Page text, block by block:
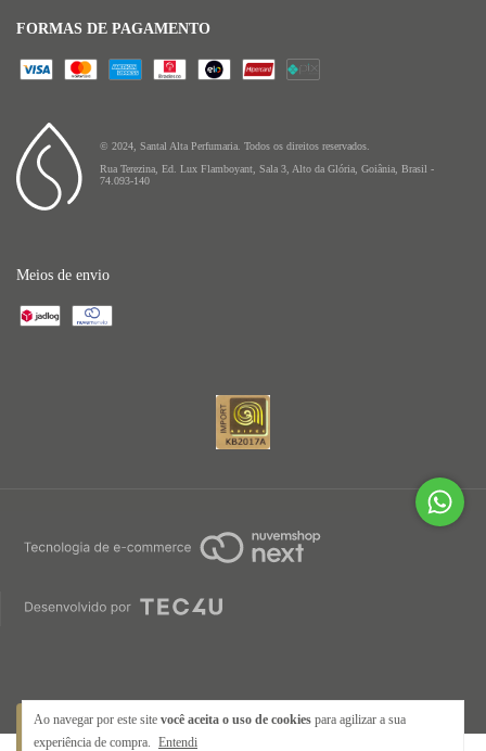
Ao navegar por este site você aceita o uso de cookies para agilizar a sua
experiência de compra. Entendi
© 2024, Santal Alta Perfumaria. Todos os direitos reservados.
Rua Terezina, Ed. Lux Flamboyant, Sala 3, Alto da Glória, Goiânia, Brasil -
74.093-140
FORMAS DE PAGAMENTO
Meios de envio